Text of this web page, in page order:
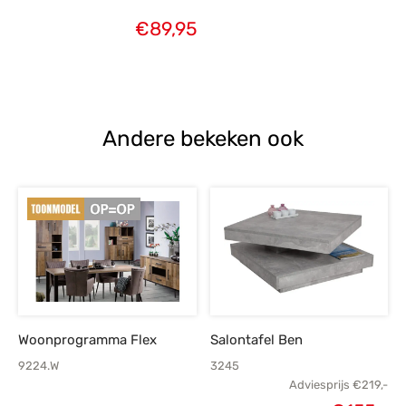
€89,95
Andere bekeken ook
Woonprogramma Flex
9224.W
Salontafel Ben
3245
Adviesprijs €219,-